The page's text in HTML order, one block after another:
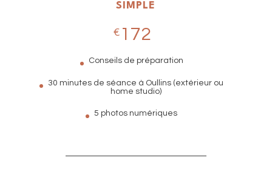
SIMPLE
€ 172
Conseils de préparation
30 minutes de séance à Oullins (extérieur ou
home studio)
5 photos numériques